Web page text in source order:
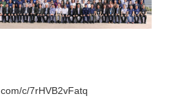
c/7rHVB2vFatq